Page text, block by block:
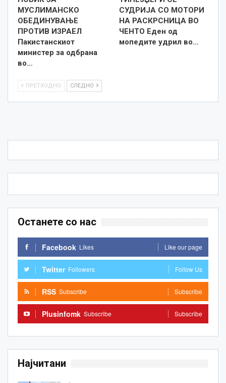
МУСЛИМАНСКО
ОБЕДИНУВАЊЕ
ПРОТИВ ИЗРАЕЛ
Пакистанскиот
министер за одбрана
во…
СУДРИЈА СО МОТОРИ
НА РАСКРСНИЦА ВО
ЧЕНТО Еден од
мопедите удрил во…
ПРЕТХОДНО СЛЕДНО
Останете со нас
Facebook Likes Like our page
Twitter Followers Follow Us
RSS Subscribe Subscribe
Plusinfomk Subscribe Subscribe
Најчитани